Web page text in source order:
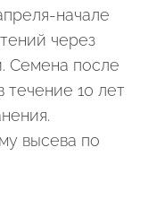
начале
через
Семена после
течение 10 лет
высева по